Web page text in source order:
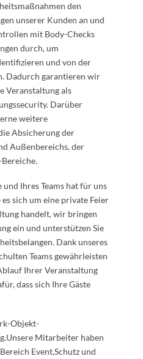
den
unserer Kunden an und
mit Body-Checks
durch, um
und von der
Dadurch garantieren wir
Veranstaltung als
Darüber
weitere
Absicherung der
Außenbereichs, der
Ihres Teams hat für uns
sich um eine private Feier
handelt, wir bringen
ein und unterstützen Sie
Dank unseres
Teams gewährleisten
Ihrer Veranstaltung
dass sich Ihre Gäste
Objekt-
Mitarbeiter haben
Event,Schutz und